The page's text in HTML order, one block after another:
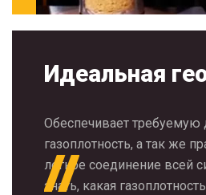
Идеальная
Обеспечивает
газоплотность, а так же
легкое соединение всей
знать, какая